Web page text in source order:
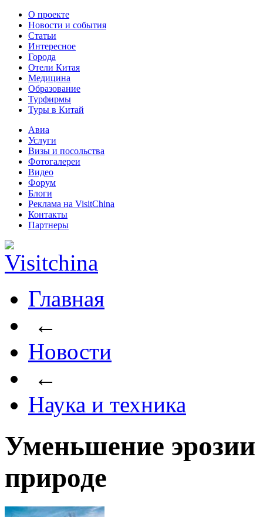
О проекте
Новости и события
Статьи
Интересное
Города
Отели Китая
Медицина
Образование
Турфирмы
Туры в Китай
Авиа
Услуги
Визы и посольства
Фотогалереи
Видео
Форум
Блоги
Реклама на VisitChina
Контакты
Партнеры
Главная
←
Новости
←
Наука и техника
Уменьшение эрозии
природе